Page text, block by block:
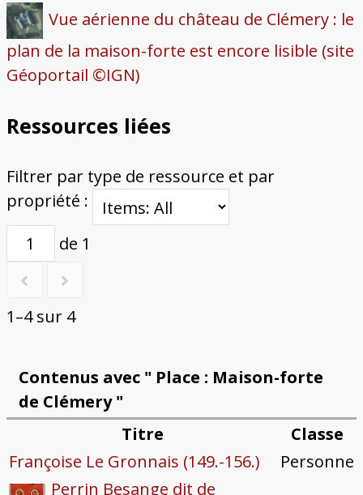
Vue aérienne du château de Clémery : le
plan de la maison-forte est encore lisible (site
Géoportail ©IGN)
Ressources liées
Filtrer par type de ressource et par
propriété :
de 1
1–4 sur 4
Contenus avec " Place : Maison-forte
de Clémery "
Titre
Classe
Françoise Le Gronnais (149.-156.)
Personne
Perrin Besange dit de